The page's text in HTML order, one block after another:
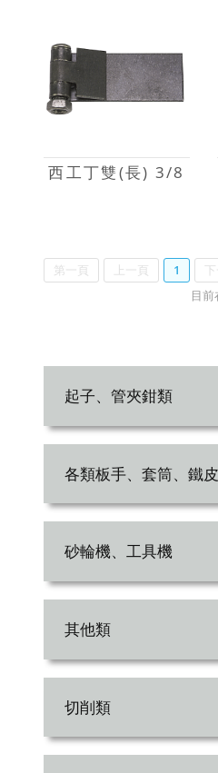
西工丁雙(長) 3/8
第一頁 上一頁 1
目前
起子、管夾鉗類
各類板手、套筒、鐵
砂輪機、工具機
其他類
切削類